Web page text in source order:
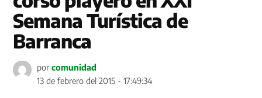
Semana Turística de
Barranca
por comunidad
13 de febrero del 2015 - 17:49:34